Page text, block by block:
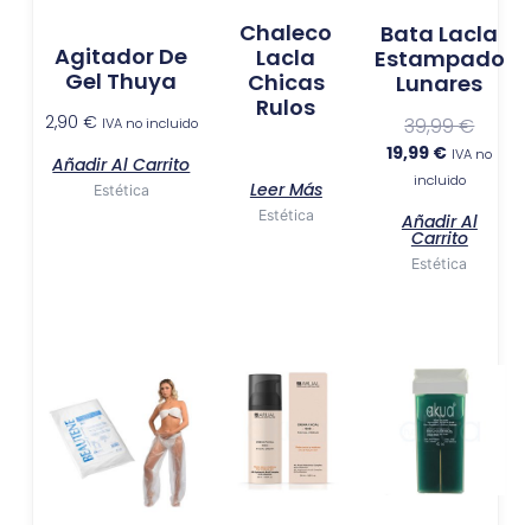
Agitador De
Gel Thuya
2,90 € IVA no incluido
Añadir Al Carrito
Estética
Chaleco
Lacla
Chicas
Rulos
Leer Más
Estética
Bata Lacla
Estampado
Lunares
39,99€
19,99 € IVA no
incluido
Añadir Al
Carrito
Estética